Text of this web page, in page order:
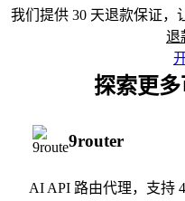
我们提供 30 天退款保证，
退
探索更
9router
AI API 路由代理，支持